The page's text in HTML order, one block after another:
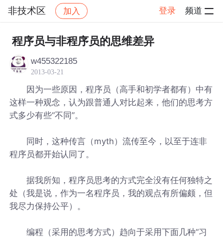
非技术区 加入 登录 频道
社区 非技术区 帖子详情
程序员与非程序员的思维差异
w455322185
2013-03-21
因为一些原因，程序员（高手和初学者都有）中有
这样一种观念，认为跟普通人对比起来，他们的思考方
式多少有些“不同”。
同时，这种传言（myth）流传至今，以至于连非
程序员都开始认同了。
据我所知，程序员思考的方式完全没有任何独特之
处（我是说，作为一名程序员，我的观点有所偏颇，但
我尽力保持公平）。
编程（采用的思考方式）趋向于采用下面几种“习